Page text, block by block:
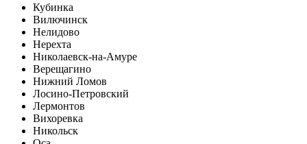
Кубинка
Вилючинск
Нелидово
Нерехта
Николаевск-на-Амуре
Верещагино
Нижний Ломов
Лосино-Петровский
Лермонтов
Вихоревка
Никольск